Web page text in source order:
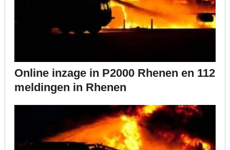
Online inzage in P2000 Rhenen en 112
meldingen in Rhenen